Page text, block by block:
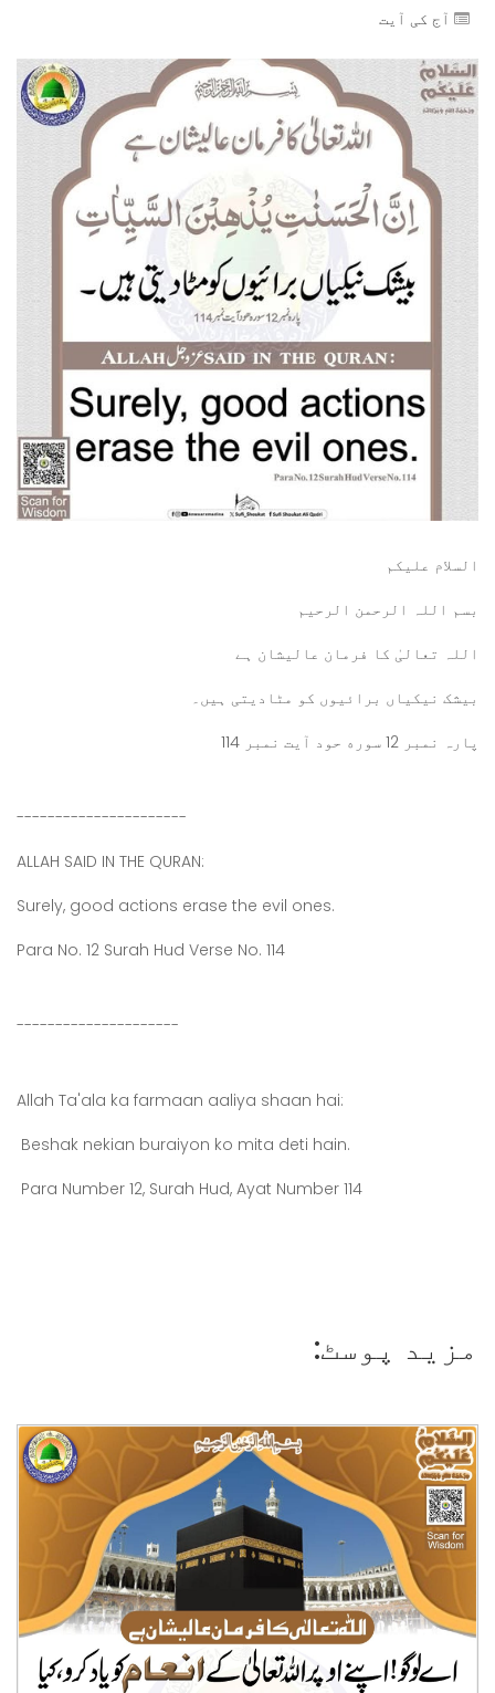
آج کی آیت
السلام عليكم
بسم اللہ الرحمن الرحيم
اللہ تعالیٰ کا فرمان عالیشان ہے
بیشک نیکیاں برائیوں کو مٹادیتی ہیں۔
پارہ نمبر 12 سوره حود آیت نمبر 114
----------------------
ALLAH SAID IN THE QURAN:
Surely, good actions erase the evil ones.
Para No. 12 Surah Hud Verse No. 114
---------------------
Allah Ta'ala ka farmaan aaliya shaan hai:
Beshak nekian buraiyon ko mita deti hain.
Para Number 12, Surah Hud, Ayat Number 114
مزید پوسٹ: